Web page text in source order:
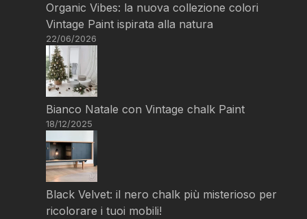
Organic Vibes: la nuova collezione colori
Vintage Paint ispirata alla natura
22/06/2026
Bianco Natale con Vintage chalk Paint
18/12/2025
Black Velvet: il nero chalk più misterioso per
ricolorare i tuoi mobili!